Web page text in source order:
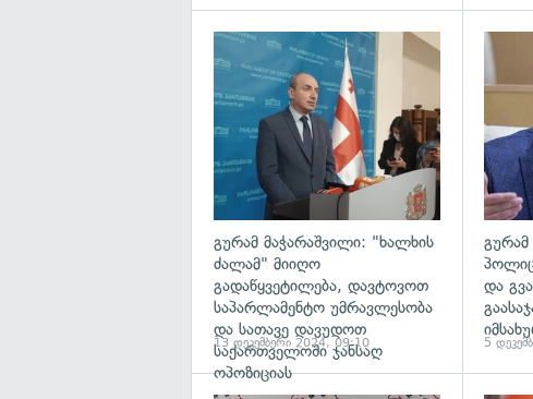
გურამ მაჭარაშვილი: "ხალხის
ძალამ" მიიღო
გადაწყვეტილება, დავტოვოთ
საპარლამენტო უმრავლესობა
და სათავე დავუდოთ
საქართველოში ჯანსაღ
ოპოზიციას
13 დეკემბერი 2024, 09:10
და
5